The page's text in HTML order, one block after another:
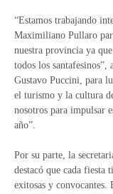
“Estamos trabajando
Maximiliano Pullaro
nuestra provincia ya
todos los
Gustavo Puccini, para
el turismo y la cultura
nosotros para impulsar
año”.
Por su parte, la
destacó que cada fiesta
exitosas y convocantes.